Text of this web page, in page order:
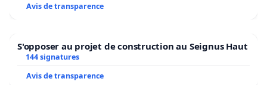
Avis de transparence
S'opposer au projet de construction au Seignus Haut
144 signatures
Avis de transparence